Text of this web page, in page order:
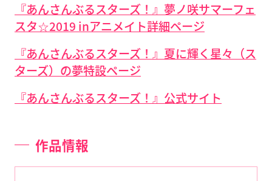
『あんさんぶるスターズ！』夢ノ咲サマーフェ
スタ☆2019 inアニメイト詳細ページ
『あんさんぶるスターズ！』夏に輝く星々（ス
ターズ）の夢特設ページ
『あんさんぶるスターズ！』公式サイト
作品情報